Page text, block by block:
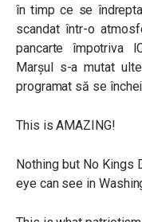
în timp ce se
scandat într-o
pancarte împotriva
Marșul s-a mutat
programat să se
This is AMAZING!
Nothing but No Kings
eye can see in